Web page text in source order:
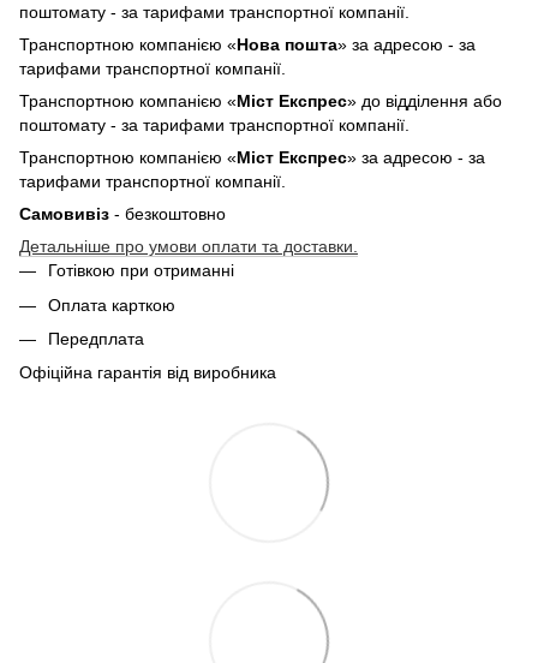
поштомату - за тарифами транспортної компанії.
Транспортною компанією «Нова пошта» за адресою - за
тарифами транспортної компанії.
Транспортною компанією «Міст Експрес» до відділення або
поштомату - за тарифами транспортної компанії.
Транспортною компанією «Міст Експрес» за адресою - за
тарифами транспортної компанії.
Самовивіз - безкоштовно
Детальніше про умови оплати та доставки.
Готівкою при отриманні
Оплата карткою
Передплата
Офіційна гарантія від виробника